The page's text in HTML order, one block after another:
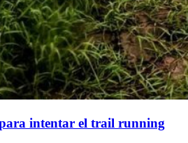
para intentar el trail running